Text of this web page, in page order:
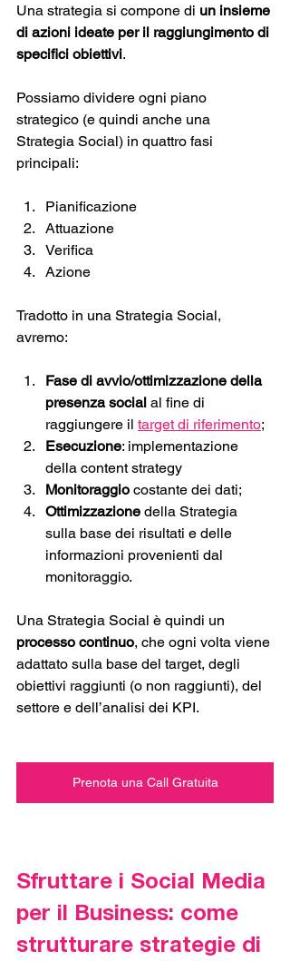
Una strategia si compone di un insieme
di azioni ideate per il raggiungimento di
specifici obiettivi.
Possiamo dividere ogni piano
strategico (e quindi anche una
Strategia Social) in quattro fasi
principali:
Pianificazione
Attuazione
Verifica
Azione
Tradotto in una Strategia Social,
avremo:
Fase di avvio/ottimizzazione della
presenza social al fine di
raggiungere il target di riferimento;
Esecuzione: implementazione
della content strategy
Monitoraggio costante dei dati;
Ottimizzazione della Strategia
sulla base dei risultati e delle
informazioni provenienti dal
monitoraggio.
Una Strategia Social è quindi un
processo continuo, che ogni volta viene
adattato sulla base del target, degli
obiettivi raggiunti (o non raggiunti), del
settore e dell’analisi dei KPI.
Prenota una Call Gratuita
Sfruttare i Social Media
per il Business: come
strutturare strategie di